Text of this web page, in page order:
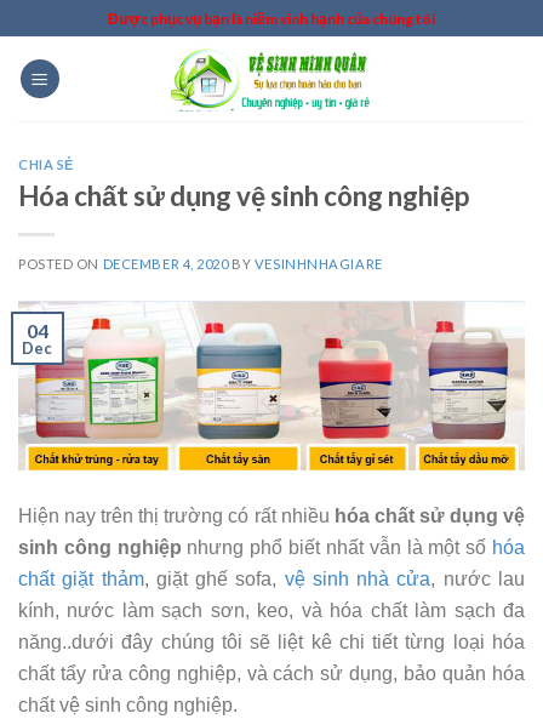
to
content
Được phục vụ bạn là niềm vinh hạnh của chúng tôi
CHIA SẺ
Hóa chất sử dụng vệ sinh công nghiệp
POSTED ON DECEMBER 4, 2020BY VESINHNHAGIARE
04
Dec
Hiện nay trên thị trường có rất nhiều hóa chất sử dụng vệ
sinh công nghiệp nhưng phổ biết nhất vẫn là một số hóa
chất giặt thảm, giặt ghế sofa, vệ sinh nhà cửa, nước lau
kính, nước làm sạch sơn, keo, và hóa chất làm sạch đa
năng..dưới đây chúng tôi sẽ liệt kê chi tiết từng loại hóa
chất tẩy rửa công nghiệp, và cách sử dụng, bảo quản hóa
chất vệ sinh công nghiệp.